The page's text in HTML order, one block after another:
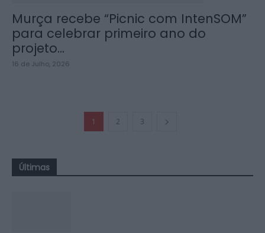
Murça recebe “Picnic com IntenSOM”
para celebrar primeiro ano do
projeto...
16 de Julho, 2026
1 2 3
Últimas